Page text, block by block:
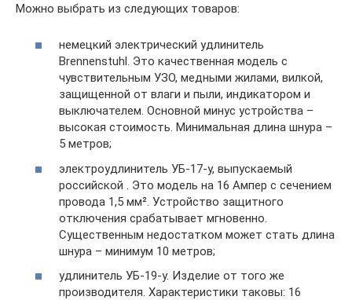
Можно выбрать из следующих товаров:
немецкий электрический удлинитель
Brennenstuhl. Это качественная модель с
чувствительным УЗО, медными жилами, вилкой,
защищенной от влаги и пыли, индикатором и
выключателем. Основной минус устройства –
высокая стоимость. Минимальная длина шнура –
5 метров;
электроудлинитель УБ-17-у, выпускаемый
российской . Это модель на 16 Ампер с сечением
провода 1,5 мм². Устройство защитного
отключения срабатывает мгновенно.
Существенным недостатком может стать длина
шнура – минимум 10 метров;
удлинитель УБ-19-у. Изделие от того же
производителя. Характеристики таковы: 16